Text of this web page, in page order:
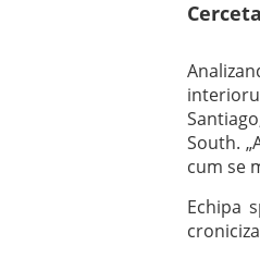
South.
cum se
Echipa